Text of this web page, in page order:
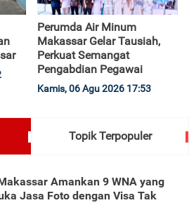
Perumda Air Minum
Makassar Gelar Tausiah,
Perkuat Semangat
Pengabdian Pegawai
Kamis, 06 Agu 2026 17:53
Topik Terpopuler
Amankan 9 WNA yang
Jasa Foto dengan Visa Tak